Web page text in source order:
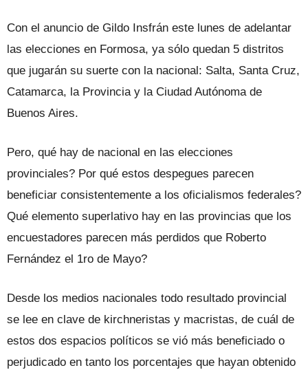
Con el anuncio de Gildo Insfrán este lunes de adelantar
las elecciones en Formosa, ya sólo quedan 5 distritos
que jugarán su suerte con la nacional: Salta, Santa Cruz,
Catamarca, la Provincia y la Ciudad Autónoma de
Buenos Aires.
Pero, qué hay de nacional en las elecciones
provinciales? Por qué estos despegues parecen
beneficiar consistentemente a los oficialismos federales?
Qué elemento superlativo hay en las provincias que los
encuestadores parecen más perdidos que Roberto
Fernández el 1ro de Mayo?
Desde los medios nacionales todo resultado provincial
se lee en clave de kirchneristas y macristas, de cuál de
estos dos espacios políticos se vió más beneficiado o
perjudicado en tanto los porcentajes que hayan obtenido